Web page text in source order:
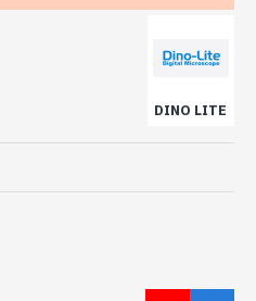
DINO LITE